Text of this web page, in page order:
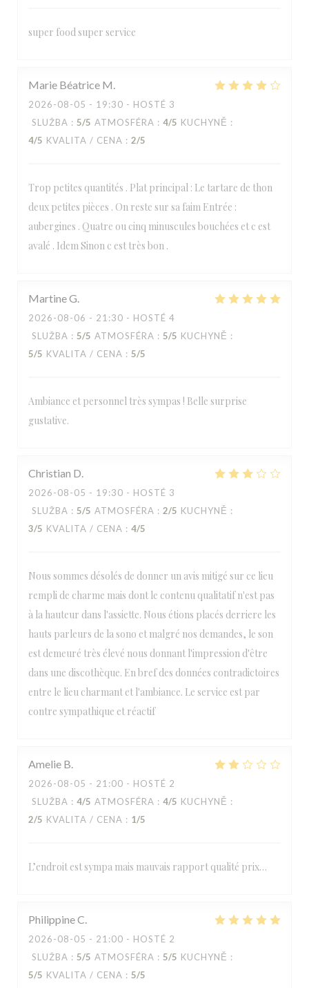
super food super service
Marie Béatrice M
2026-08-05 - 19:30 - HOSTÉ 3
SLUŽBA : 5/5 ATMOSFÉRA : 4/5 KUCHYNĚ :
4/5 KVALITA / CENA : 2/5
Trop petites quantités . Plat principal : Le tartare de thon
deux petites pièces . On reste sur sa faim Entrée :
aubergines . Quatre ou cinq minuscules bouchées et c est
avalé . Idem Sinon c est très bon .
MartineG
2026-08-06 - 21:30 - HOSTÉ 4
SLUŽBA : 5/5 ATMOSFÉRA : 5/5 KUCHYNĚ :
5/5 KVALITA / CENA : 5/5
Ambiance et personnel très sympas ! Belle surprise
gustative.
Christian D
2026-08-05 - 19:30 - HOSTÉ 3
SLUŽBA : 5/5 ATMOSFÉRA : 2/5 KUCHYNĚ :
3/5 KVALITA / CENA : 4/5
Nous sommes désolés de donner un avis mitigé sur ce lieu
rempli de charme mais dont le contenu qualitatif n'est pas
à la hauteur dans l'assiette. Nous étions placés derriere les
hauts parleurs de la sono et malgré nos demandes, le son
est demeuré très élevé nous donnant l'impression d'être
dans une discothèque. En bref des données contradictoires
entre le lieu charmant et l'ambiance. Le service est par
contre sympathique et réactif
Amelie B
2026-08-05 - 21:00 - HOSTÉ 2
SLUŽBA : 4/5 ATMOSFÉRA : 4/5 KUCHYNĚ :
2/5 KVALITA / CENA : 1/5
L’endroit est sympa mais mauvais rapport qualité prix…
PhilippineC
2026-08-05 - 21:00 - HOSTÉ 2
SLUŽBA : 5/5 ATMOSFÉRA : 5/5 KUCHYNĚ :
5/5 KVALITA / CENA : 5/5